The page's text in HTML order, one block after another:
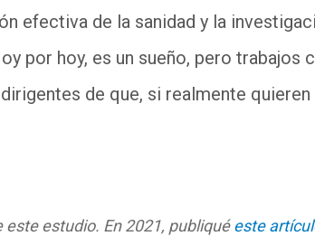
efectiva de la sanidad y la
por hoy, es un sueño, pero trabajos
de que, si realmente
estudio. En 2021, publiquéeste